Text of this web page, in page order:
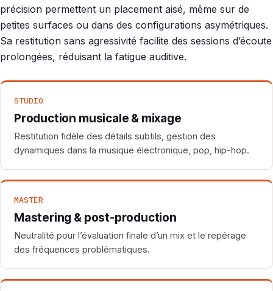
précision permettent un placement aisé, même sur de
petites surfaces ou dans des configurations asymétriques.
Sa restitution sans agressivité facilite des sessions d’écoute
prolongées, réduisant la fatigue auditive.
STUDIO
Production musicale & mixage
Restitution fidèle des détails subtils, gestion des
dynamiques dans la musique électronique, pop, hip-hop.
MASTER
Mastering & post-production
Neutralité pour l’évaluation finale d’un mix et le repérage
des fréquences problématiques.